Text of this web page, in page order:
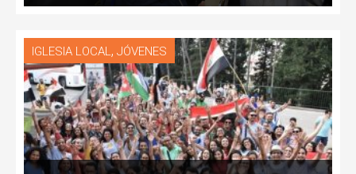
Vaticano
IGLESIA LOCAL, JÓVENES